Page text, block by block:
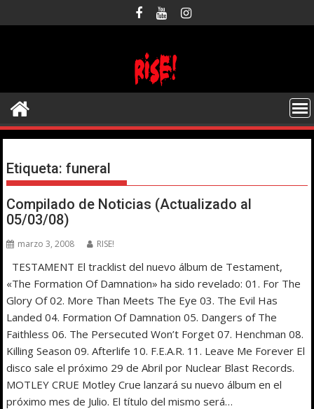
al
Etiqueta:funeral
Compilado de Noticias (Actualizado al
05/03/08)
marzo 3, 2008 RISE!
TESTAMENT El tracklist del nuevo álbum de Testament,
«The Formation Of Damnation» ha sido revelado: 01. For The
Glory Of 02. More Than Meets The Eye 03. The Evil Has
Landed 04. Formation Of Damnation 05. Dangers of The
Faithless 06. The Persecuted Won’t Forget 07. Henchman 08.
Killing Season 09. Afterlife 10. F.E.A.R. 11. Leave Me Forever El
disco sale el próximo 29 de Abril por Nuclear Blast Records.
MOTLEY CRUE Motley Crue lanzará su nuevo álbum en el
próximo mes de Julio. El título del mismo será…